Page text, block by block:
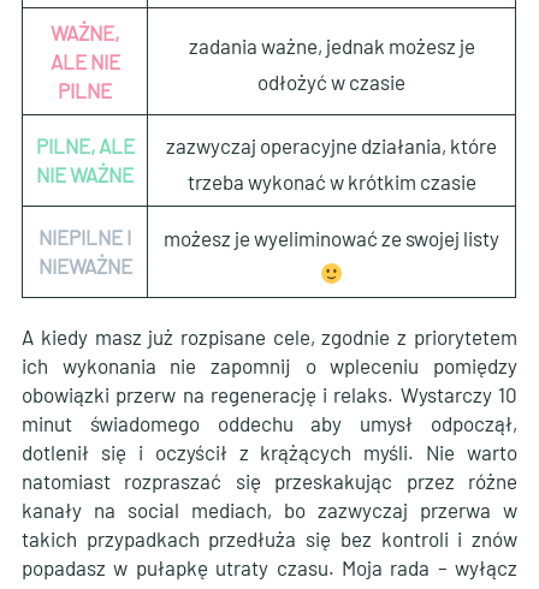
WAŻNE,
ALE NIE
PILNE
zadania ważne, jednak możesz je
odłożyć w czasie
PILNE, ALE
NIE WAŻNE
zazwyczaj operacyjne działania, które
trzeba wykonać w krótkim czasie
NIEPILNE I
NIEWAŻNE
możesz je wyeliminować ze swojej listy
A kiedy masz już rozpisane cele, zgodnie z priorytetem
ich wykonania nie zapomnij o wpleceniu pomiędzy
obowiązki przerw na regenerację i relaks. Wystarczy 10
minut świadomego oddechu aby umysł odpoczął,
dotlenił się i oczyścił z krążących myśli. Nie warto
natomiast rozpraszać się przeskakując przez różne
kanały na social mediach, bo zazwyczaj przerwa w
takich przypadkach przedłuża się bez kontroli i znów
popadasz w pułapkę utraty czasu. Moja rada – wyłącz